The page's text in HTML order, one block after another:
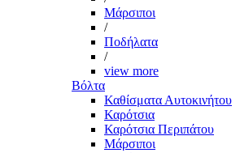
Μάρσιποι
/
Ποδήλατα
/
view more
Βόλτα
Καθίσματα Αυτοκινήτου
Καρότσια
Καρότσια Περιπάτου
Μάρσιποι